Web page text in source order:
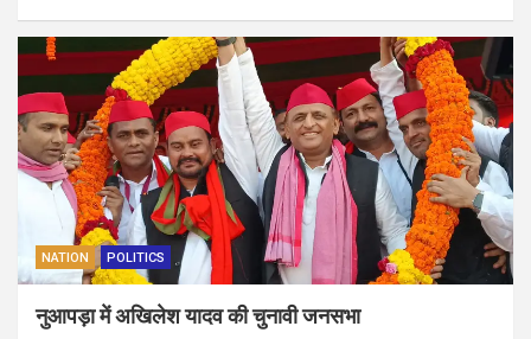
NATION POLITICS
नुआपड़ा में अखिलेश यादव की चुनावी जनसभा